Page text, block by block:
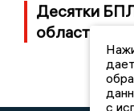
Десятки
область
с